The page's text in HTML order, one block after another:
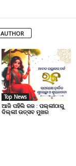
Top News
ଆଜି ପହିଲି ରଜ : ପଲ୍ଲୀଠାରୁ
ଦିଲ୍ଲୀ ଉତ୍ସବ ମୁଖର